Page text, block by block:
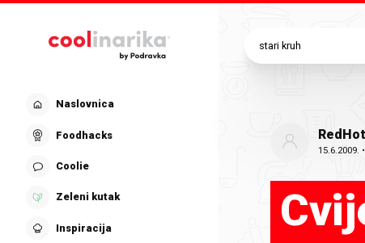
Naslovnica
Foodhacks
Coolie
Zeleni kutak
Inspiracija
15.6.2009.